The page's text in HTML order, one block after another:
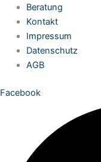
Zum
Inhalt
springen
Beratung
Kontakt
Impressum
Datenschutz
AGB
Facebook